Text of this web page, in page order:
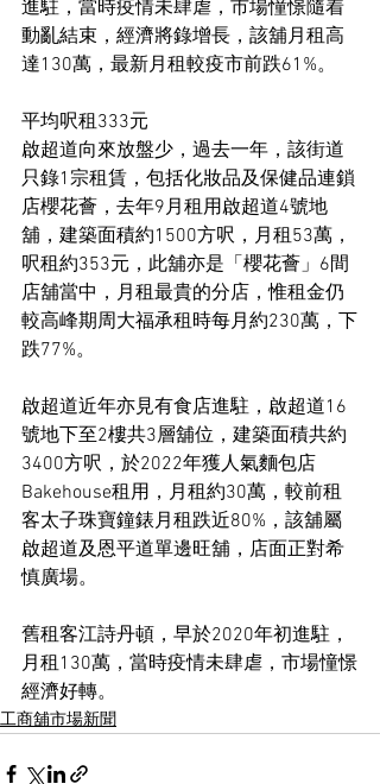
進駐，當時疫情未肆虐，市場憧憬隨着
動亂結束，經濟將錄增長，該舖月租高
達130萬，最新月租較疫市前跌61%。
平均呎租333元
啟超道向來放盤少，過去一年，該街道
只錄1宗租賃，包括化妝品及保健品連鎖
店櫻花薈，去年9月租用啟超道4號地
舖，建築面積約1500方呎，月租53萬，
呎租約353元，此舖亦是「櫻花薈」6間
店舖當中，月租最貴的分店，惟租金仍
較高峰期周大福承租時每月約230萬，下
跌77%。
啟超道近年亦見有食店進駐，啟超道16
號地下至2樓共3層舖位，建築面積共約
3400方呎，於2022年獲人氣麵包店
Bakehouse租用，月租約30萬，較前租
客太子珠寶鐘錶月租跌近80%，該舖屬
啟超道及恩平道單邊旺舖，店面正對希
慎廣場。
舊租客江詩丹頓，早於2020年初進駐，
月租130萬，當時疫情未肆虐，市場憧憬
經濟好轉。
工商舖市場新聞